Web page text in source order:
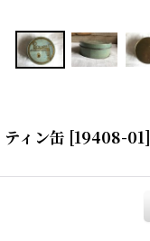
ティン缶 [19408-01]